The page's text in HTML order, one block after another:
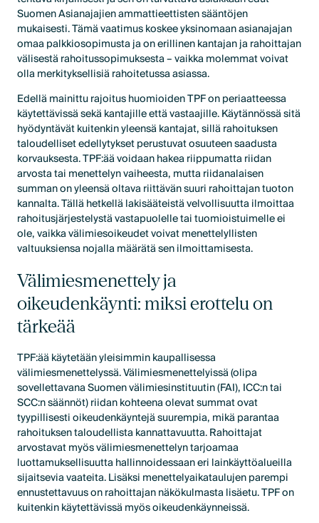
Suomen Asianajajien ammattieettisten sääntöjen
mukaisesti. Tämä vaatimus koskee yksinomaan asianajajan
omaa palkkiosopimusta ja on erillinen kantajan ja rahoittajan
välisestä rahoitussopimuksesta – vaikka molemmat voivat
olla merkityksellisiä rahoitetussa asiassa.
Edellä mainittu rajoitus huomioiden TPF on periaatteessa
käytettävissä sekä kantajille että vastaajille. Käytännössä sitä
hyödyntävät kuitenkin yleensä kantajat, sillä rahoituksen
taloudelliset edellytykset perustuvat osuuteen saadusta
korvauksesta. TPF:ää voidaan hakea riippumatta riidan
arvosta tai menettelyn vaiheesta, mutta riidanalaisen
summan on yleensä oltava riittävän suuri rahoittajan tuoton
kannalta. Tällä hetkellä lakisääteistä velvollisuutta ilmoittaa
rahoitusjärjestelystä vastapuolelle tai tuomioistuimelle ei
ole, vaikka välimiesoikeudet voivat menettelyllisten
valtuuksiensa nojalla määrätä sen ilmoittamisesta.
Välimiesmenettely ja
oikeudenkäynti: miksi erottelu on
tärkeää
TPF:ää käytetään yleisimmin kaupallisessa
välimiesmenettelyssä. Välimiesmenettelyissä (olipa
sovellettavana Suomen välimiesinstituutin (FAI), ICC:n tai
SCC:n säännöt) riidan kohteena olevat summat ovat
tyypillisesti oikeudenkäyntejä suurempia, mikä parantaa
rahoituksen taloudellista kannattavuutta. Rahoittajat
arvostavat myös välimiesmenettelyn tarjoamaa
luottamuksellisuutta hallinnoidessaan eri lainkäyttöalueilla
sijaitsevia vaateita. Lisäksi menettelyaikataulujen parempi
ennustettavuus on rahoittajan näkökulmasta lisäetu. TPF on
kuitenkin käytettävissä myös oikeudenkäynneissä.